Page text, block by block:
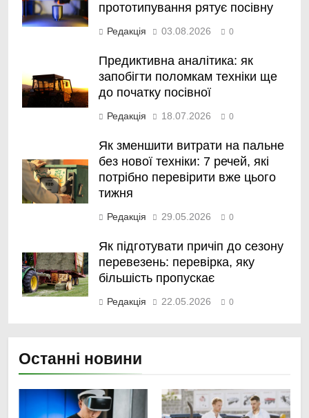
прототипування рятує посівну
Редакція 03.08.2026 0
Предиктивна аналітика: як
запобігти поломкам техніки ще
до початку посівної
Редакція 18.07.2026 0
Як зменшити витрати на пальне
без нової техніки: 7 речей, які
потрібно перевірити вже цього
тижня
Редакція 29.05.2026 0
Як підготувати причіп до сезону
перевезень: перевірка, яку
більшість пропускає
Редакція 22.05.2026 0
Останні новини